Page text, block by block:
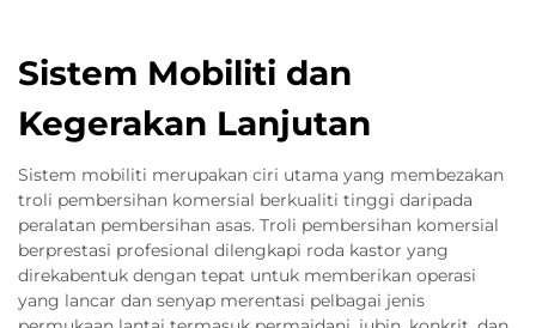
Sistem Mobiliti dan
Kegerakan Lanjutan
Sistem mobiliti merupakan ciri utama yang membezakan
troli pembersihan komersial berkualiti tinggi daripada
peralatan pembersihan asas. Troli pembersihan komersial
berprestasi profesional dilengkapi roda kastor yang
direkabentuk dengan tepat untuk memberikan operasi
yang lancar dan senyap merentasi pelbagai jenis